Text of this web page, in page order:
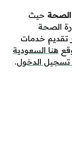
الصحة حيث
الصحة
تقديم خدمات
هنا السعودية
تسجيل الدخول.